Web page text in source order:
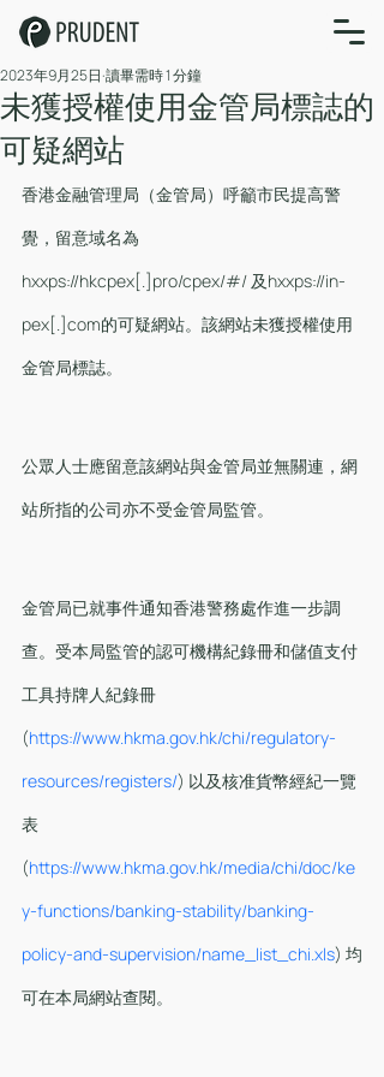
未獲授權使用金管局標誌的
可疑網站
2023年9月25日 讀畢需時 1 分鐘
香港金融管理局（金管局）呼籲市民提高警
覺，留意域名為
hxxps://hkcpex[.]pro/cpex/#/ 及hxxps://in-
pex[.]com的可疑網站。該網站未獲授權使用
金管局標誌。
公眾人士應留意該網站與金管局並無關連，網
站所指的公司亦不受金管局監管。
金管局已就事件通知香港警務處作進一步調
查。受本局監管的認可機構紀錄冊和儲值支付
工具持牌人紀錄冊
(https://www.hkma.gov.hk/chi/regulatory-
resources/registers/) 以及核准貨幣經紀一覽
表
(https://www.hkma.gov.hk/media/chi/doc/ke
y-functions/banking-stability/banking-
policy-and-supervision/name_list_chi.xls) 均
可在本局網站查閱。